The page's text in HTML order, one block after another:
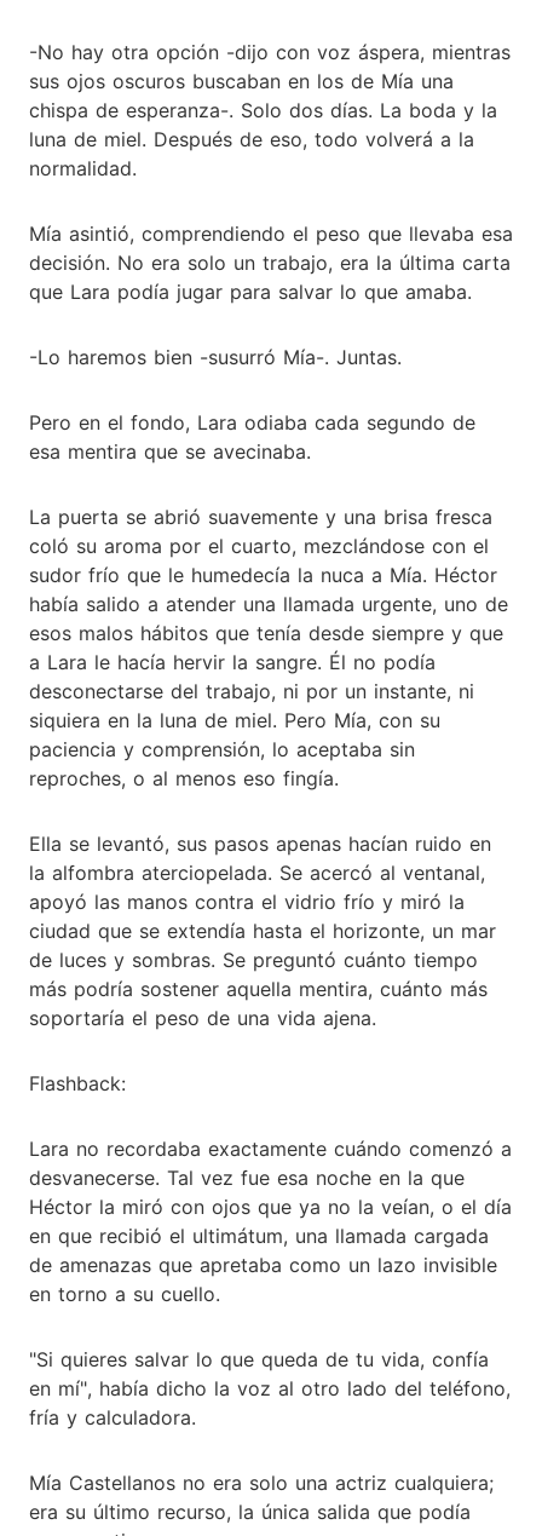
-No hay otra opción -dijo con voz áspera, mientras
sus ojos oscuros buscaban en los de Mía una
chispa de esperanza-. Solo dos días. La boda y la
luna de miel. Después de eso, todo volverá a la
normalidad.
Mía asintió, comprendiendo el peso que llevaba esa
decisión. No era solo un trabajo, era la última carta
que Lara podía jugar para salvar lo que amaba.
-Lo haremos bien -susurró Mía-. Juntas.
Pero en el fondo, Lara odiaba cada segundo de
esa mentira que se avecinaba.
La puerta se abrió suavemente y una brisa fresca
coló su aroma por el cuarto, mezclándose con el
sudor frío que le humedecía la nuca a Mía. Héctor
había salido a atender una llamada urgente, uno de
esos malos hábitos que tenía desde siempre y que
a Lara le hacía hervir la sangre. Él no podía
desconectarse del trabajo, ni por un instante, ni
siquiera en la luna de miel. Pero Mía, con su
paciencia y comprensión, lo aceptaba sin
reproches, o al menos eso fingía.
Ella se levantó, sus pasos apenas hacían ruido en
la alfombra aterciopelada. Se acercó al ventanal,
apoyó las manos contra el vidrio frío y miró la
ciudad que se extendía hasta el horizonte, un mar
de luces y sombras. Se preguntó cuánto tiempo
más podría sostener aquella mentira, cuánto más
soportaría el peso de una vida ajena.
Flashback:
Lara no recordaba exactamente cuándo comenzó a
desvanecerse. Tal vez fue esa noche en la que
Héctor la miró con ojos que ya no la veían, o el día
en que recibió el ultimátum, una llamada cargada
de amenazas que apretaba como un lazo invisible
en torno a su cuello.
"Si quieres salvar lo que queda de tu vida, confía
en mí", había dicho la voz al otro lado del teléfono,
fría y calculadora.
Mía Castellanos no era solo una actriz cualquiera;
era su último recurso, la única salida que podía